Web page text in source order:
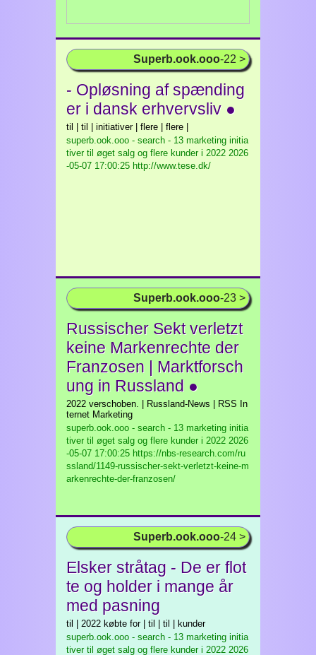
Superb.ook.ooo-22 >
- Opløsning af spænding
er i dansk erhvervsliv ●
til | til | initiativer | flere | flere |
superb.ook.ooo - search - 13 marketing initia
tiver til øget salg og flere kunder i 2022 2026
-05-07 17:00:25 http://www.tese.dk/
Superb.ook.ooo-23 >
Russischer Sekt verletzt
keine Markenrechte der
Franzosen | Marktforsch
ung in Russland ●
2022 verschoben. | Russland-News | RSS In
ternet Marketing
superb.ook.ooo - search - 13 marketing initia
tiver til øget salg og flere kunder i 2022 2026
-05-07 17:00:25 https://nbs-research.com/ru
ssland/1149-russischer-sekt-verletzt-keine-m
arkenrechte-der-franzosen/
Superb.ook.ooo-24 >
Elsker stråtag - De er flot
te og holder i mange år
med pasning
til | 2022 købte for | til | til | kunder
superb.ook.ooo - search - 13 marketing initia
tiver til øget salg og flere kunder i 2022 2026